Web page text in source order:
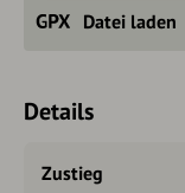
Datei laden
Details
Zustieg